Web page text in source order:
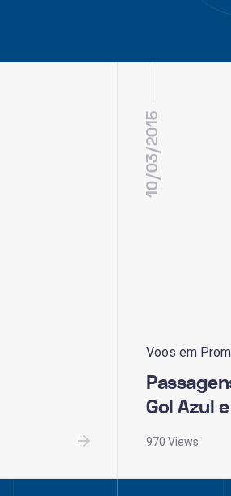
10/03/2015
Voos em
Gol Azul
970 Views